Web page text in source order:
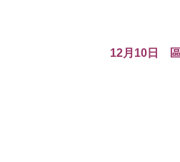
12月10日